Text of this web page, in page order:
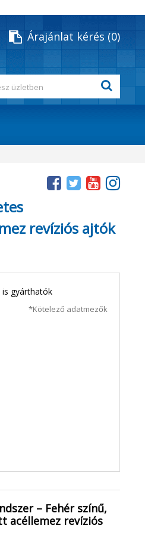
Árajánlat kérés 0
revíziós ajtók
is gyárthatók
*Kötelező adatmezők
– Fehér színű,
acéllemez revíziós